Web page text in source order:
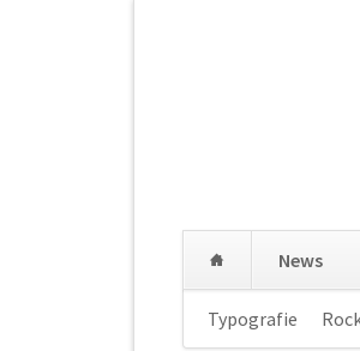
News
überspringen
Typografie